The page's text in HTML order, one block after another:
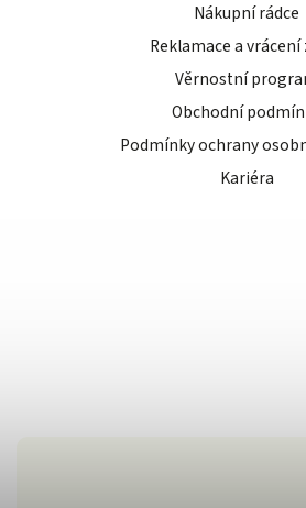
Nákupní rádce
Reklamace a
Věrnostní
Obchodní
Podmínky ochrany
Kariéra